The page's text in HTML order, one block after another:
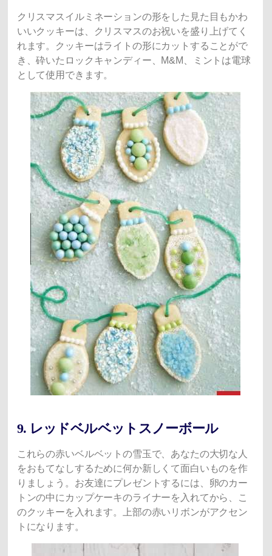
クリスマスイルミネーションの形をした見た目もかわ
いいクッキーは、クリスマスのお祝いを盛り上げてく
れます。クッキーはライトの形にカットすることがで
き、砕いたロックキャンディー、M&M、ミントは電球
として使用できます。
9. レッドベルベットスノーボール
これらの赤いベルベットの雪玉で、あなたの大切な人
をおもてなしするために何か新しくて面白いものを作
りましょう。お友達にプレゼントするには、卵のカー
トンの中にカップケーキのライナーを入れてから、こ
のクッキーを入れます。上部の赤いリボンがアクセン
トになります。